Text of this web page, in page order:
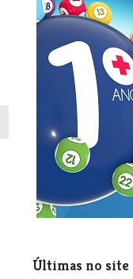
Últimas no site